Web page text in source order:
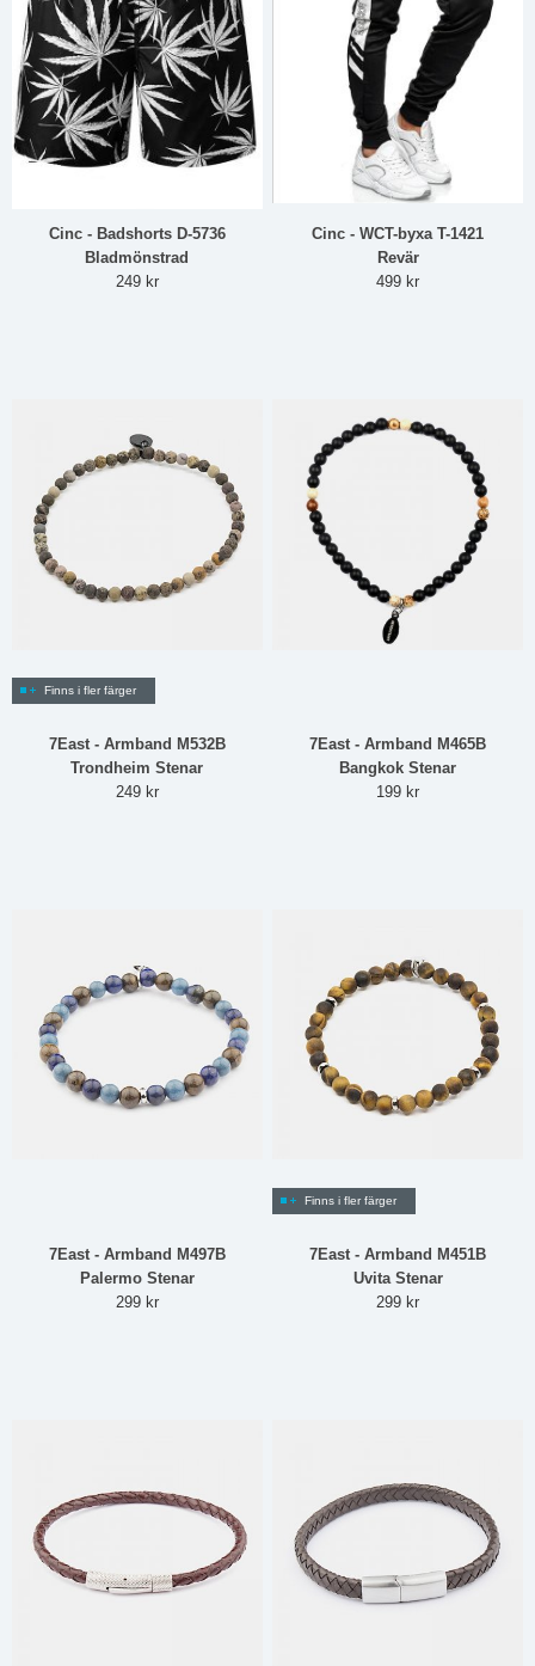
Cinc - Badshorts D-5736
Bladmönstrad
249 kr
Cinc - WCT-byxa T-1421
Revär
499 kr
Finns i fler färger
7East - Armband M532B
Trondheim Stenar
249 kr
7East - Armband M465B
Bangkok Stenar
199 kr
7East - Armband M497B
Palermo Stenar
299 kr
Finns i fler färger
7East - Armband M451B
Uvita Stenar
299 kr